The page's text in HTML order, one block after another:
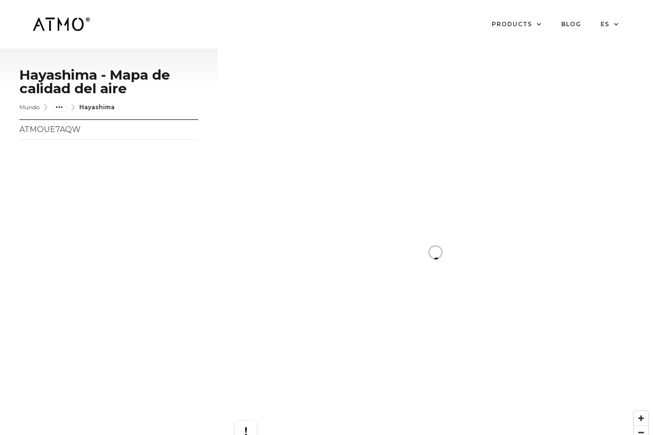
PRODUCTS BLOG ES
Hayashima - Mapa de
calidad del aire
Mundo Hayashima
ATMOUE7AQW